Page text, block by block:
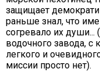
защищает
раньше знал, что
согревало их души...
водочного завода, с
легкого и
миссии просто нет).